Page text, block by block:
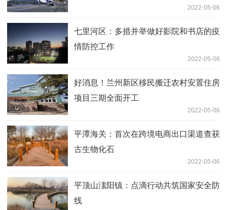
2022-05-06
七里河区：多措并举做好影院和书店的疫
情防控工作
2022-05-06
好消息！兰州新区移民搬迁农村安置住房
项目三期全面开工
2022-05-06
平潭海关：首次在跨境电商出口渠道查获
古生物化石
2022-05-06
平顶山滍阳镇：点滴行动共筑国家安全防
线